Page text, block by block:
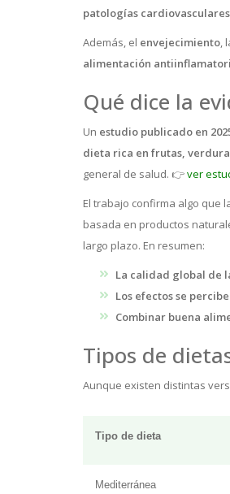
patologías
Además, el envejecimiento,
alimentación
Qué dice la
Un estudio publicado en
dieta rica en frutas,
general de salud. 👉ver
El trabajo confirma algo que
basada en productos
largo plazo. En resumen:
La calidad global de
Los efectos se
Combinar buena
Tipos de
Aunque existen distintas
Tipo de dieta
Mediterránea